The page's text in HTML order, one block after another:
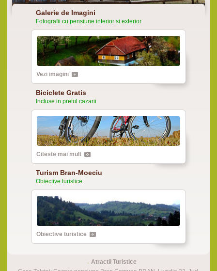
Galerie de Imagini
Fotografii cu pensiune interior si exterior
Vezi imagini
Biciclete Gratis
Incluse in pretul cazarii
Citeste mai mult
Turism Bran-Moeciu
Obiective turistice
Obiective turistice
Atractii Turistice